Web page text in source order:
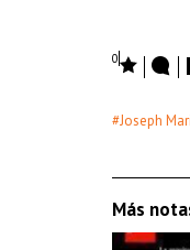
0
#Joseph
Más